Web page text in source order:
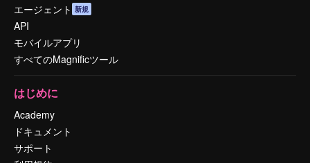
エージェント 新規
API
モバイルアプリ
すべてのMagnificツール
はじめに
Academy
ドキュメント
サポート